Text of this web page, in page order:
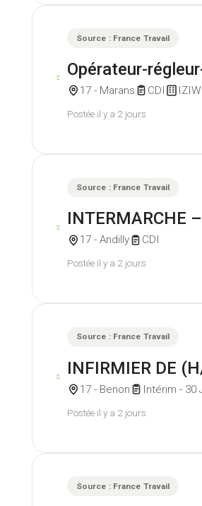
Source : France Travail
Opérateur-
17 - Marans CDI
Postée il y a 2 jours
Source : France Travail
INTERMARCHE
17 - Andilly CDI
Postée il y a 2 jours
Source : France Travail
INFIRMIER DE
17 - Benon Intérim - 30
Postée il y a 2 jours
Source : France Travail